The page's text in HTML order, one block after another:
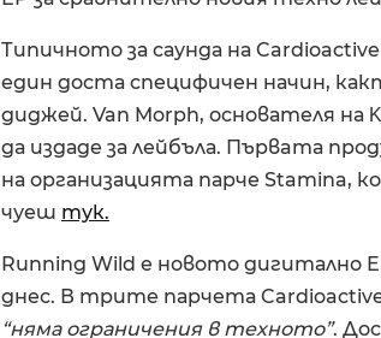
Типичното за саунда на
един доста специфичен начин,
диджей. Van Morph, основателя на
да издаде за лейбъла. Първaта
на организацията парче Stamina,
чуеш тук.
Running Wild е новото дигитално
днес. В трите парчета Cardioactive
“няма ограничения в техното”.